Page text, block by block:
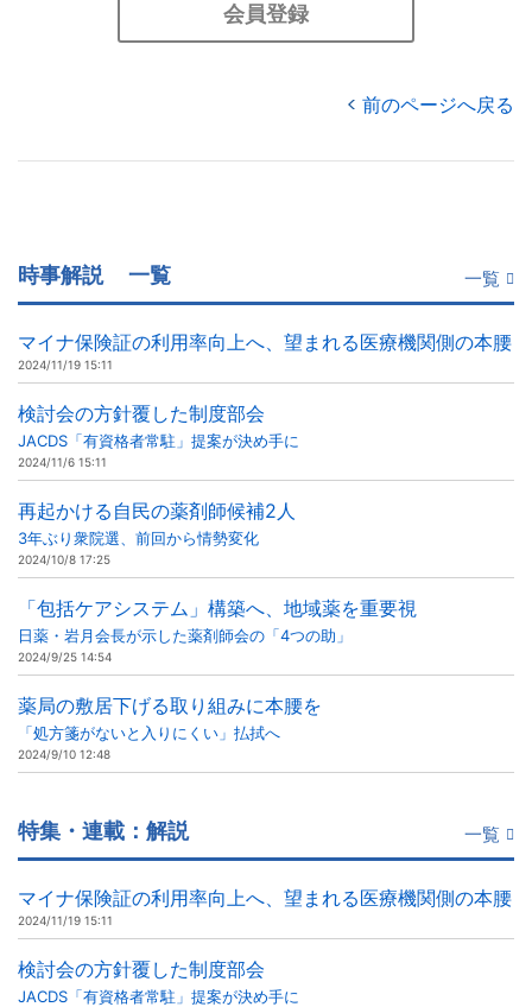
会員登録
前のページへ戻る
時事解説 一覧 一覧
マイナ保険証の利用率向上へ、望まれる医療機関側の本腰
2024/11/19 15:11
検討会の方針覆した制度部会
JACDS「有資格者常駐」提案が決め手に
2024/11/6 15:11
再起かける自民の薬剤師候補2人
3年ぶり衆院選、前回から情勢変化
2024/10/8 17:25
「包括ケアシステム」構築へ、地域薬を重要視
日薬・岩月会長が示した薬剤師会の「4つの助」
2024/9/25 14:54
薬局の敷居下げる取り組みに本腰を
「処方箋がないと入りにくい」払拭へ
2024/9/10 12:48
特集・連載：解説 一覧
マイナ保険証の利用率向上へ、望まれる医療機関側の本腰
2024/11/19 15:11
検討会の方針覆した制度部会
JACDS「有資格者常駐」提案が決め手に